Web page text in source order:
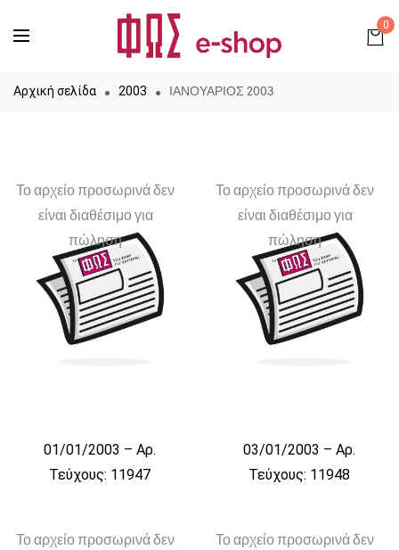
0
Αρχική σελίδα 2003 ΙΑΝΟΥΑΡΙΟΣ 2003
Το αρχείο προσωρινά δεν
είναι διαθέσιμο για
πώληση
01/01/2003 – Αρ.
Τεύχους: 11947
Το αρχείο προσωρινά δεν
είναι διαθέσιμο για
πώληση
03/01/2003 – Αρ.
Τεύχους: 11948
Το αρχείο προσωρινά δεν
Το αρχείο προσωρινά δεν